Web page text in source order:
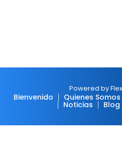
Powered by
Bienvenido Quienes Somos
Noticias Blog